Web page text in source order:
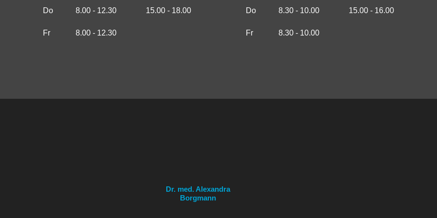
Do 8.00 - 12.30 15.00 - 18.00
Fr 8.00 - 12.30
Do 8.30 - 10.00 15.00 - 16.00
Fr 8.30 - 10.00
Dr. med. Alexandra
Borgmann